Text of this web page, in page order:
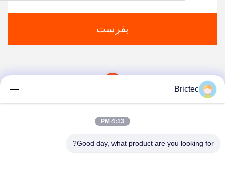
بفرست
Brictec
4:13 PM
Good day, what product are you looking for?